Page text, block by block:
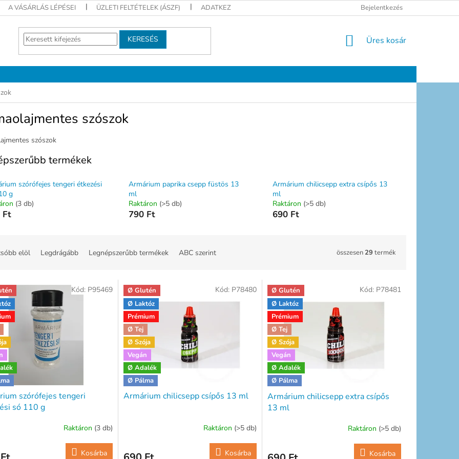
A VÁSÁRLÁS LÉPÉSEI ÜZLETI FELTÉTELEK (ÁSZF) ADATKEZELÉSI TÁJÉKOZTATÓ JOGI NYILATKOZAT ELÉRHETŐSÉGEK
Bejelentkezés
KERESÉS KOSÁR
Üres kosár
szószok
szószok
termékek
szórófejes tengeri étkezési
g
(3 db)
Ft
Armárium paprika csepp füstös 13
ml
Raktáron (>5 db)
790 Ft
Armárium chilicsepp extra csípős 13
ml
Raktáron (>5 db)
690 Ft
elöl Legdrágább Legnépszerűbb termékek ABC szerint összesen 29 termék
szórófejes tengeri
só 110 g
Raktáron (3 db)
Kosárba
Kód: P95469
Ø Glutén
Ø Laktóz
Prémium
Ø Tej
Ø Szója
Vegán
Ø Adalék
Ø Pálma
Armárium chilicsepp csípős 13 ml
Raktáron (>5 db)
Kosárba
Kód: P78480
Ø Glutén
Ø Laktóz
Prémium
Ø Tej
Ø Szója
Vegán
Ø Adalék
Ø Pálma
Armárium chilicsepp extra csípős
13 ml
Raktáron (>5 db)
Kosárba
Kód: P78481